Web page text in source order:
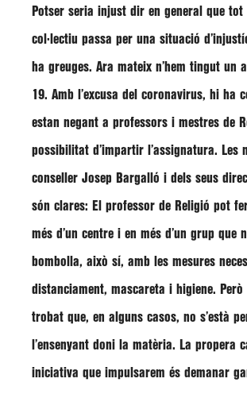
Potser seria injust dir en general que tot
col·lectiu passa per una situació
ha greuges. Ara mateix n’hem tingut un
19. Amb l’excusa del coronavirus, hi ha
estan negant a professors i mestres de
possibilitat d’impartir l’assignatura. Les
conseller Josep Bargalló i dels seus
són clares: El professor de Religió pot
més d’un centre i en més d’un grup que
bombolla, això sí, amb les mesures
distanciament, mascareta i higiene. Però
trobat que, en alguns casos, no s’està
l’ensenyant doni la matèria. La propera
iniciativa que impulsarem és demanar